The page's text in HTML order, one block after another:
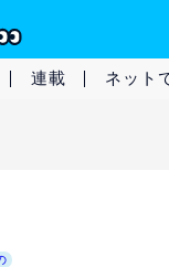
連載 ネット